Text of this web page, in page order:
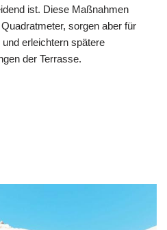
ist. Diese Maßnahmen
sorgen aber für
erleichtern spätere
der Terrasse.